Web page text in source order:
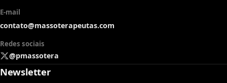
E-mail
contato@massoterapeutas.com
Redes sociais
@pmassotera
Newsletter